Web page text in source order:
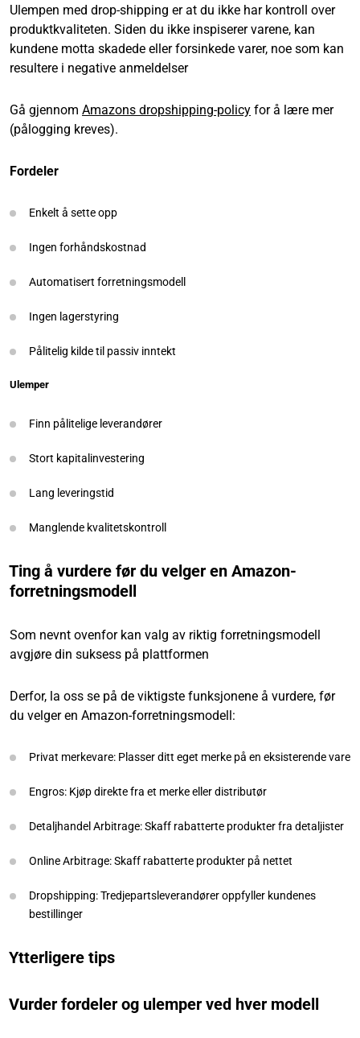
Ulempen med drop-shipping er at du ikke har kontroll over
produktkvaliteten. Siden du ikke inspiserer varene, kan
kundene motta skadede eller forsinkede varer, noe som kan
resultere i negative anmeldelser
Gå gjennom Amazons dropshipping-policy for å lære mer
(pålogging kreves).
Fordeler
Enkelt å sette opp
Ingen forhåndskostnad
Automatisert forretningsmodell
Ingen lagerstyring
Pålitelig kilde til passiv inntekt
Ulemper
Finn pålitelige leverandører
Stort kapitalinvestering
Lang leveringstid
Manglende kvalitetskontroll
Ting å vurdere før du velger en Amazon-
forretningsmodell
Som nevnt ovenfor kan valg av riktig forretningsmodell
avgjøre din suksess på plattformen
Derfor, la oss se på de viktigste funksjonene å vurdere, før
du velger en Amazon-forretningsmodell:
Privat merkevare: Plasser ditt eget merke på en eksisterende vare
Engros: Kjøp direkte fra et merke eller distributør
Detaljhandel Arbitrage: Skaff rabatterte produkter fra detaljister
Online Arbitrage: Skaff rabatterte produkter på nettet
Dropshipping: Tredjepartsleverandører oppfyller kundenes
bestillinger
Ytterligere tips
Vurder fordeler og ulemper ved hver modell